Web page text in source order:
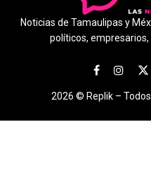
Noticias de Tamaulipas y
políticos,
2026 © Replik –